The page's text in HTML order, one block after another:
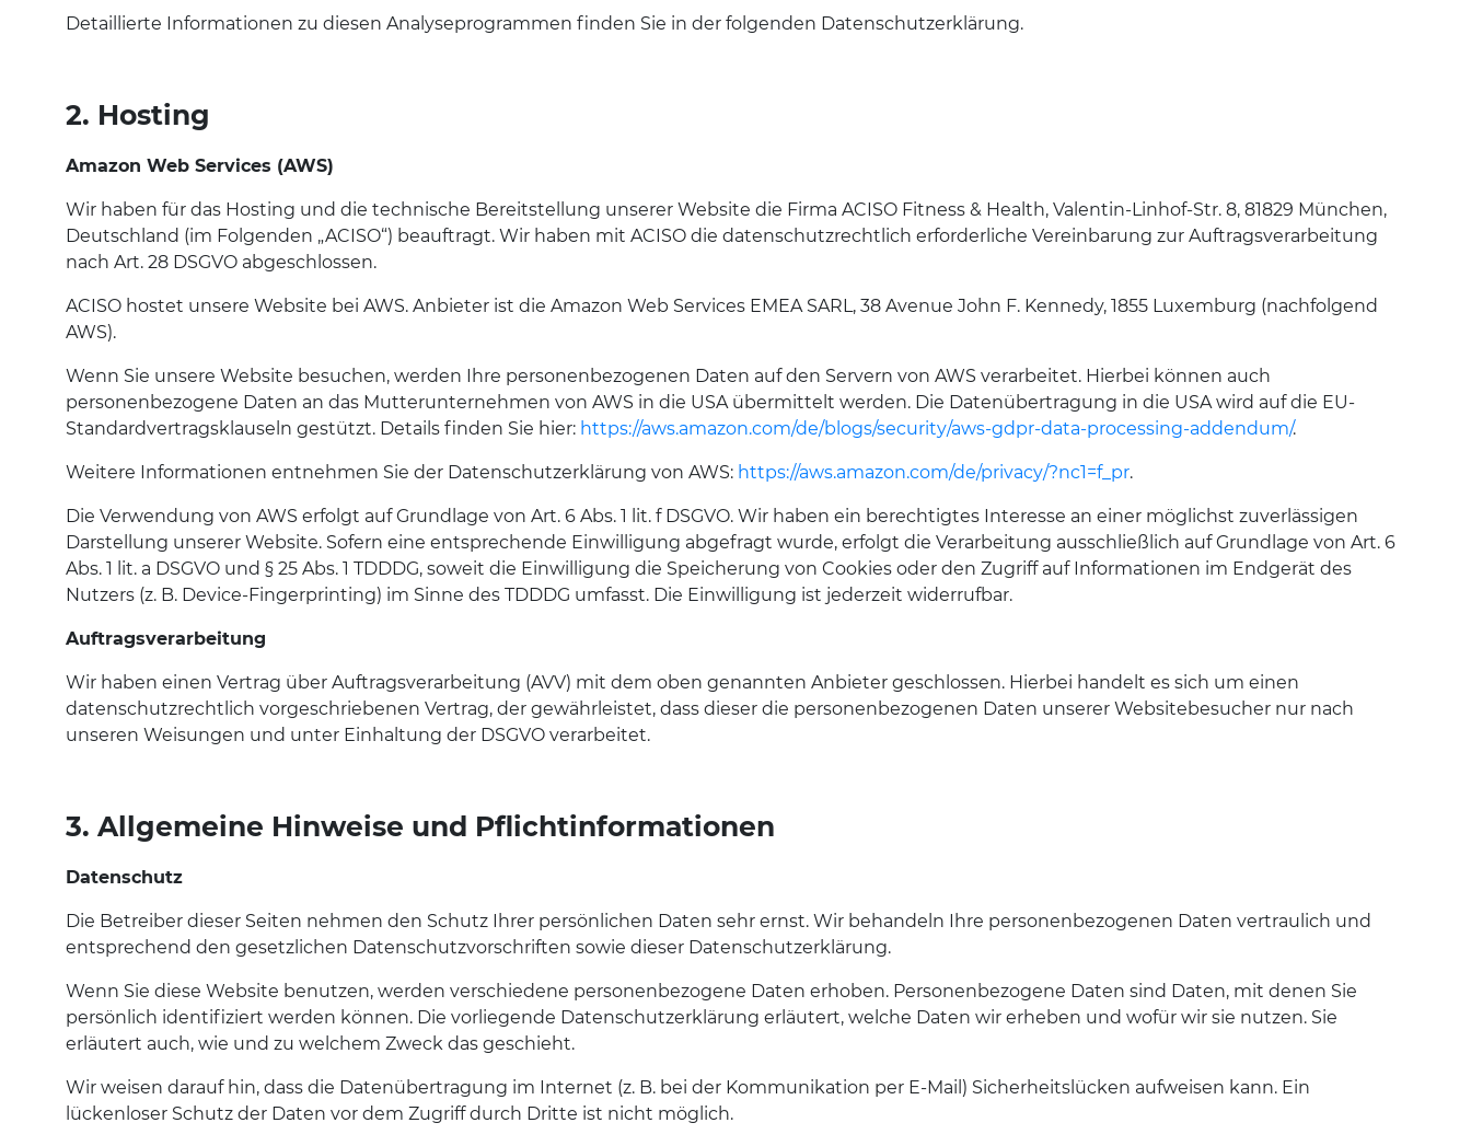
Detaillierte Informationen zu diesen Analyseprogrammen finden Sie in der folgenden Datenschutzerklärung.
2. Hosting
Amazon Web Services (AWS)
Wir haben für das Hosting und die technische Bereitstellung unserer Website die Firma ACISO Fitness & Health, Valentin-Linhof-Str. 8, 81829 München,
Deutschland (im Folgenden „ACISO“) beauftragt. Wir haben mit ACISO die datenschutzrechtlich erforderliche Vereinbarung zur Auftragsverarbeitung
nach Art. 28 DSGVO abgeschlossen.
ACISO hostet unsere Website bei AWS. Anbieter ist die Amazon Web Services EMEA SARL, 38 Avenue John F. Kennedy, 1855 Luxemburg (nachfolgend
AWS).
Wenn Sie unsere Website besuchen, werden Ihre personenbezogenen Daten auf den Servern von AWS verarbeitet. Hierbei können auch
personenbezogene Daten an das Mutterunternehmen von AWS in die USA übermittelt werden. Die Datenübertragung in die USA wird auf die EU-
Standardvertragsklauseln gestützt. Details finden Sie hier: https://aws.amazon.com/de/blogs/security/aws-gdpr-data-processing-addendum/.
Weitere Informationen entnehmen Sie der Datenschutzerklärung von AWS: https://aws.amazon.com/de/privacy/?nc1=f_pr.
Die Verwendung von AWS erfolgt auf Grundlage von Art. 6 Abs. 1 lit. f DSGVO. Wir haben ein berechtigtes Interesse an einer möglichst zuverlässigen
Darstellung unserer Website. Sofern eine entsprechende Einwilligung abgefragt wurde, erfolgt die Verarbeitung ausschließlich auf Grundlage von Art. 6
Abs. 1 lit. a DSGVO und § 25 Abs. 1 TDDDG, soweit die Einwilligung die Speicherung von Cookies oder den Zugriff auf Informationen im Endgerät des
Nutzers (z. B. Device-Fingerprinting) im Sinne des TDDDG umfasst. Die Einwilligung ist jederzeit widerrufbar.
Auftragsverarbeitung
Wir haben einen Vertrag über Auftragsverarbeitung (AVV) mit dem oben genannten Anbieter geschlossen. Hierbei handelt es sich um einen
datenschutzrechtlich vorgeschriebenen Vertrag, der gewährleistet, dass dieser die personenbezogenen Daten unserer Websitebesucher nur nach
unseren Weisungen und unter Einhaltung der DSGVO verarbeitet.
3. Allgemeine Hinweise und Pflicht­informationen
Datenschutz
Die Betreiber dieser Seiten nehmen den Schutz Ihrer persönlichen Daten sehr ernst. Wir behandeln Ihre personenbezogenen Daten vertraulich und
entsprechend den gesetzlichen Datenschutzvorschriften sowie dieser Datenschutzerklärung.
Wenn Sie diese Website benutzen, werden verschiedene personenbezogene Daten erhoben. Personenbezogene Daten sind Daten, mit denen Sie
persönlich identifiziert werden können. Die vorliegende Datenschutzerklärung erläutert, welche Daten wir erheben und wofür wir sie nutzen. Sie
erläutert auch, wie und zu welchem Zweck das geschieht.
Wir weisen darauf hin, dass die Datenübertragung im Internet (z. B. bei der Kommunikation per E-Mail) Sicherheitslücken aufweisen kann. Ein
lückenloser Schutz der Daten vor dem Zugriff durch Dritte ist nicht möglich.